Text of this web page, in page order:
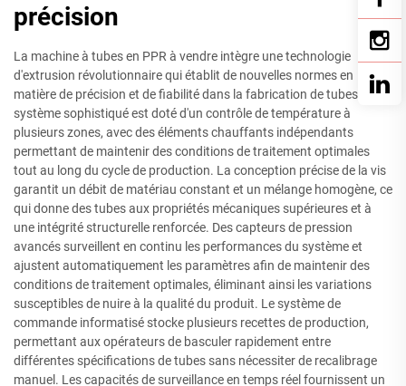
précision
La machine à tubes en PPR à vendre intègre une technologie
d'extrusion révolutionnaire qui établit de nouvelles normes en
matière de précision et de fiabilité dans la fabrication de tubes. Ce
système sophistiqué est doté d'un contrôle de température à
plusieurs zones, avec des éléments chauffants indépendants
permettant de maintenir des conditions de traitement optimales
tout au long du cycle de production. La conception précise de la vis
garantit un débit de matériau constant et un mélange homogène, ce
qui donne des tubes aux propriétés mécaniques supérieures et à
une intégrité structurelle renforcée. Des capteurs de pression
avancés surveillent en continu les performances du système et
ajustent automatiquement les paramètres afin de maintenir des
conditions de traitement optimales, éliminant ainsi les variations
susceptibles de nuire à la qualité du produit. Le système de
commande informatisé stocke plusieurs recettes de production,
permettant aux opérateurs de basculer rapidement entre
différentes spécifications de tubes sans nécessiter de recalibrage
manuel. Les capacités de surveillance en temps réel fournissent un